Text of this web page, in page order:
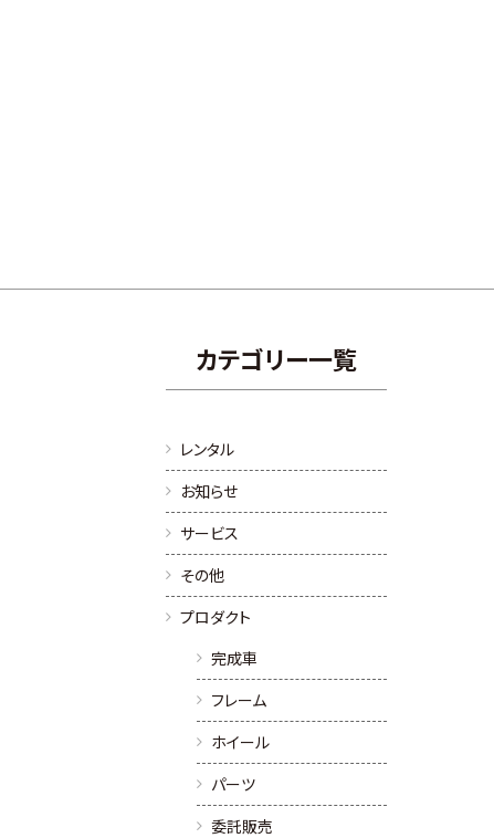
カテゴリー一覧
レンタル
お知らせ
サービス
その他
プロダクト
完成車
フレーム
ホイール
パーツ
委託販売